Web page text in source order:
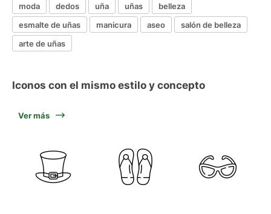
moda dedos uña uñas
belleza
esmalte de uñas
manicura aseo
salón de belleza
arte de uñas
Iconos con el mismo estilo y concepto
Ver más